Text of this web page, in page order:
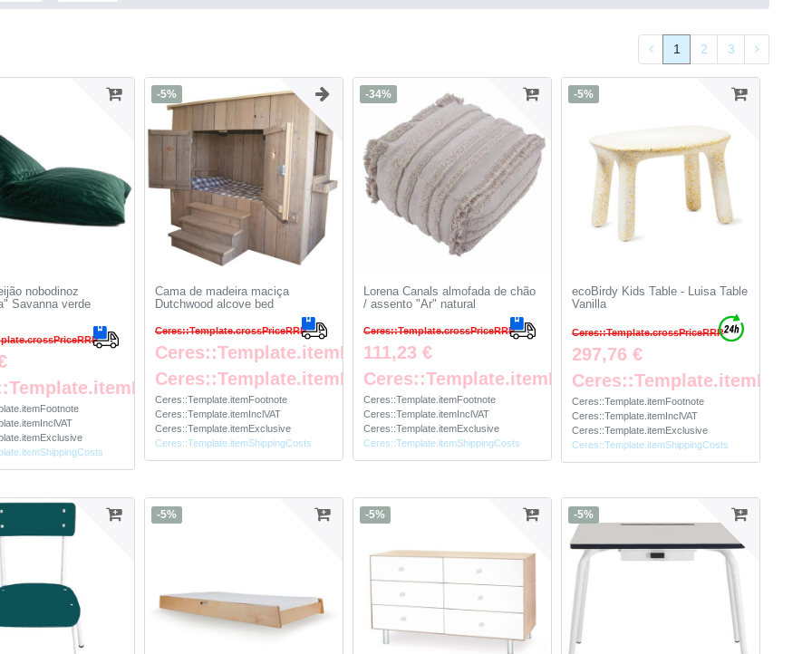
1 2 3
nobodinoz
Savanna verde
-5%
Cama de madeira maciça
Dutchwood alcove bed
Ceres::Template.crossPriceRRP
Ceres::Template.itemFromPrice
Ceres::Template.itemFootnote
Ceres::Template.itemFootnote
Ceres::Template.itemInclVAT
Ceres::Template.itemExclusive
Ceres::Template.itemShippingCosts
-34%
Lorena Canals almofada de chão
/ assento "Ar" natural
Ceres::Template.crossPriceRRP
111,23 €
Ceres::Template.itemFootnote
Ceres::Template.itemFootnote
Ceres::Template.itemInclVAT
Ceres::Template.itemExclusive
Ceres::Template.itemShippingCosts
-5%
ecoBirdy Kids Table - Luisa Table
Vanilla
Ceres::Template.crossPriceRRP
297,76 €
Ceres::Template.itemFootnote
Ceres::Template.itemInclVAT
Ceres::Template.itemExclusive
Ceres::Template.itemShippingCosts
-5% -5% -5%